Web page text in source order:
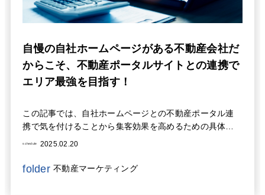
自慢の自社ホームページがある不動産会社だ
からこそ、不動産ポータルサイトとの連携で
エリア最強を目指す！
この記事では、自社ホームページとの不動産ポータル連
携で気を付けることから集客効果を高めるための具体的
な戦略、そして反響獲得の秘訣まで徹底解説します。ポ
せを増やし、売上アップを実現する方法を学びましょ
schedule 2025.02.20
folder 不動産マーケティング